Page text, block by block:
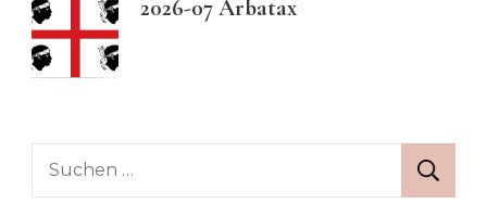
2026-07 Arbatax
Suchen